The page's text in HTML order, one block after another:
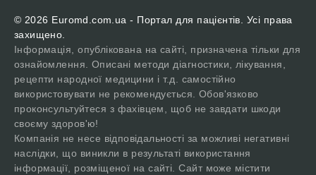
© 2026 Euromd.com.ua - Портал для пацієнтів. Усі права
захищено.
Інформація, опублікована на сайті, призначена тільки для
ознайомлення. Описані методи діагностики, лікування,
рецепти народної медицини і т.д. самостійно
використовувати не рекомендується. Обов'язково
проконсультуйтеся з фахівцем, щоб не завдати шкоди
своєму здоров'ю!
Компанія не несе відповідальності за можливі негативні
наслідки, що виникли в результаті використання
інформації, розміщеної на сайті. Сайт може містити